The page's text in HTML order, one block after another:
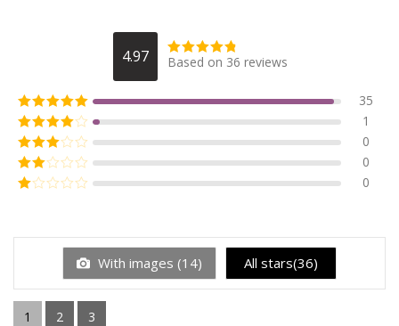
4.97 Based on 36 reviews
35
1
0
0
0
With images (14) All stars(36)
1 2 3